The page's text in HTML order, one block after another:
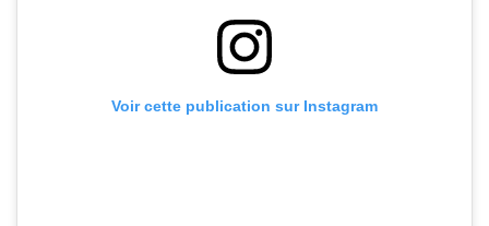
Voir cette publication sur Instagram